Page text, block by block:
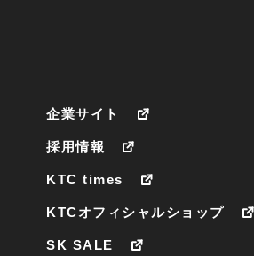
企業サイト
採用情報
KTC times
KTCオフィシャルショップ
SK SALE